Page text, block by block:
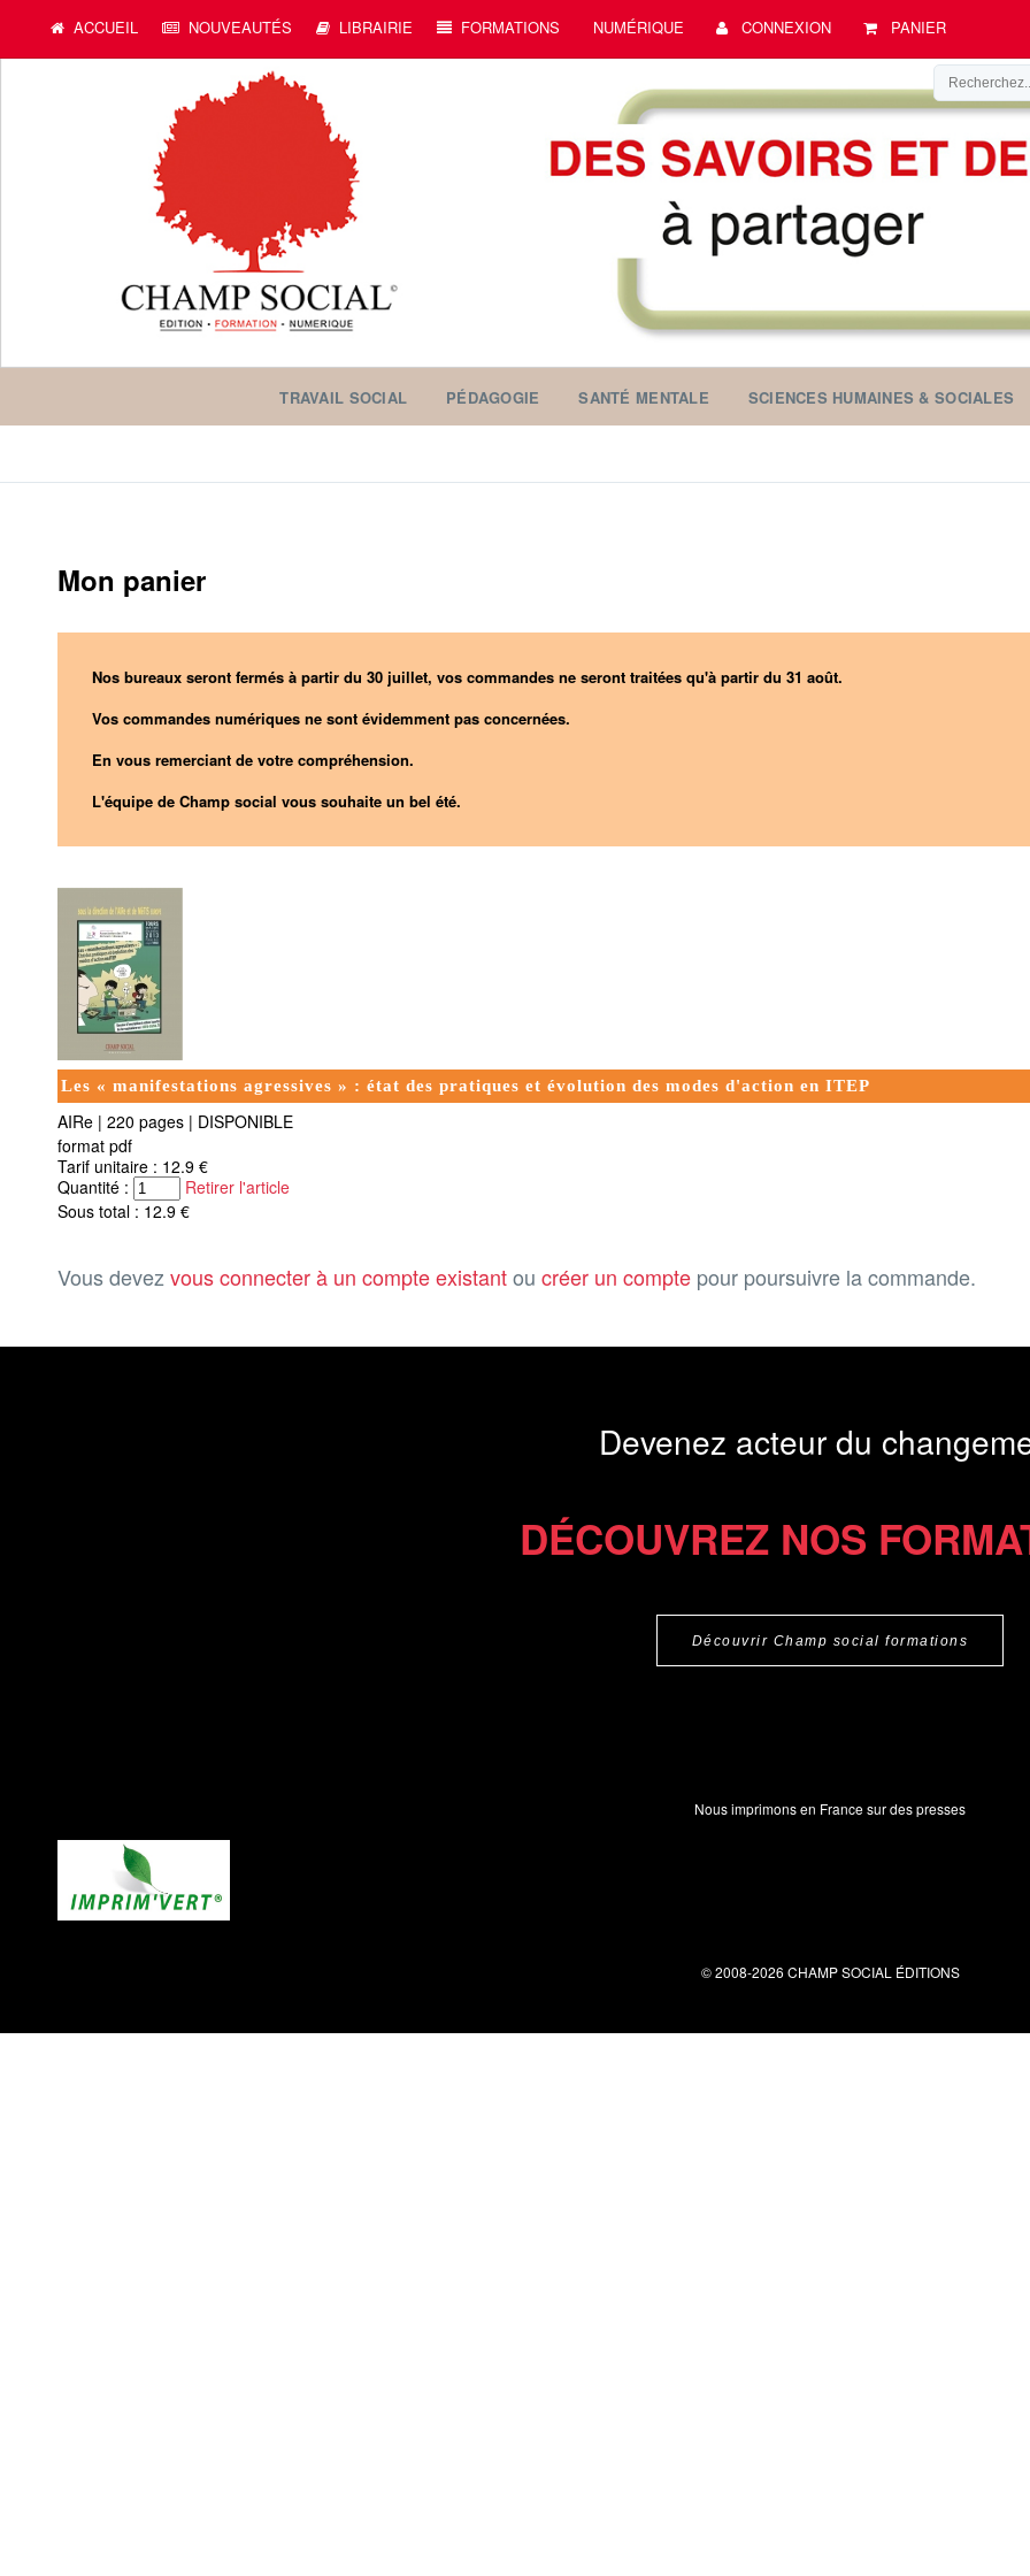
ACCUEIL NOUVEAUTÉS LIBRAIRIE FORMATIONS NUMÉRIQUE CONNEXION PANIER
TRAVAIL SOCIAL PÉDAGOGIE SANTÉ MENTALE SCIENCES HUMAINES & SOCIALES
Mon panier
Nos bureaux seront fermés à partir du 30 juillet, vos commandes ne seront traitées qu'à partir du 31 août.
Vos commandes numériques ne sont évidemment pas concernées.
En vous remerciant de votre compréhension.
L'équipe de Champ social vous souhaite un bel été.
Les « manifestations agressives » : état des pratiques et évolution des modes d'action en ITEP
AIRe | 220 pages | DISPONIBLE
format pdf
Tarif unitaire : 12.9 €
Quantité :
Retirer l'article
Sous total : 12.9 €
Vous devezvous connecter à un compte existantou créer un compte pour poursuivre la commande.
Devenez acteur du
DÉCOUVREZ NOS
Découvrir Champ social formations
Nous imprimons en France sur des presses
© 2008-2026 CHAMP SOCIAL ÉDITIONS